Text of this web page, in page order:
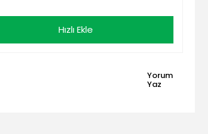
Hızlı Ekle
Yorum
Yaz